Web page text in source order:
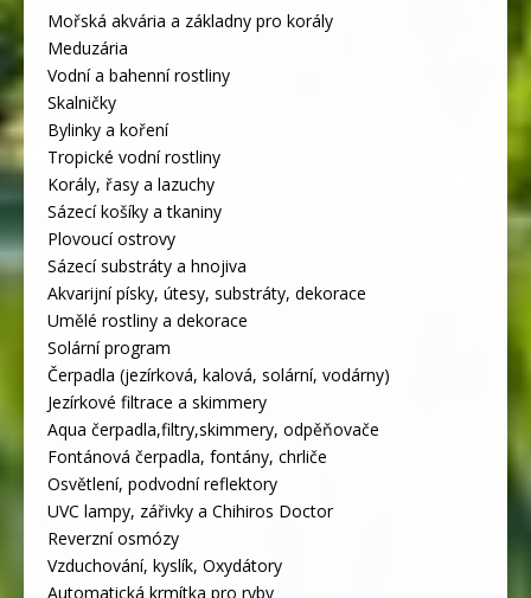
Mořská akvária a základny pro korály
Meduzária
Vodní a bahenní rostliny
Skalničky
Bylinky a koření
Tropické vodní rostliny
Korály, řasy a lazuchy
Sázecí košíky a tkaniny
Plovoucí ostrovy
Sázecí substráty a hnojiva
Akvarijní písky, útesy, substráty, dekorace
Umělé rostliny a dekorace
Solární program
Čerpadla (jezírková, kalová, solární, vodárny)
Jezírkové filtrace a skimmery
Aqua čerpadla,filtry,skimmery, odpěňovače
Fontánová čerpadla, fontány, chrliče
Osvětlení, podvodní reflektory
UVC lampy, zářivky a Chihiros Doctor
Reverzní osmózy
Vzduchování, kyslík, Oxydátory
Automatická krmítka pro ryby